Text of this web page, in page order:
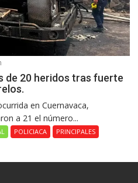
de 20 heridos tras fuerte
en Cuernavaca,
a 21 el número...
POLICIACA PRINCIPALES